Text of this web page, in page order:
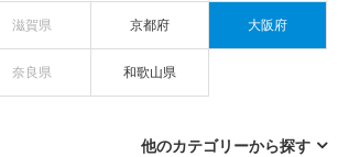
滋賀県 京都府 大阪府
奈良県 和歌山県
他のカテゴリーから探す